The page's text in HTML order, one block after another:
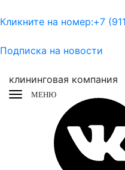
Кликните на номер:+7
Подписка на новости
клининговая компания
МЕНЮ